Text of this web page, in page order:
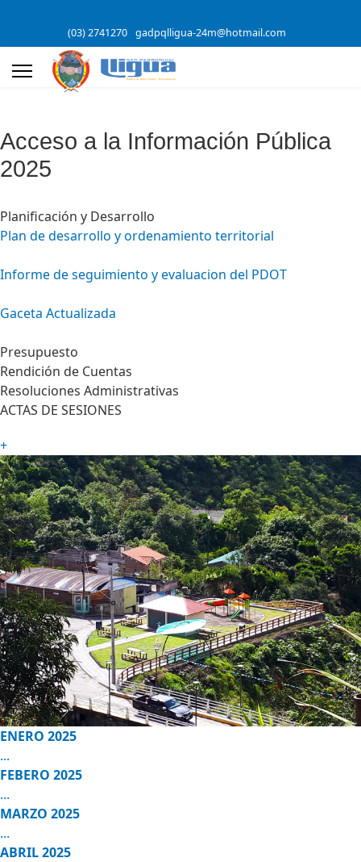
(03) 2741270 gadpqlligua-24m@hotmail.com
Acceso a la Información Pública
2025
Planificación y Desarrollo
Plan de desarrollo y ordenamiento territorial
Informe de seguimiento y evaluacion del PDOT
Gaceta Actualizada
Presupuesto
Rendición de Cuentas
Resoluciones Administrativas
ACTAS DE SESIONES
+
ENERO 2025
...
FEBERO 2025
...
MARZO 2025
...
ABRIL 2025